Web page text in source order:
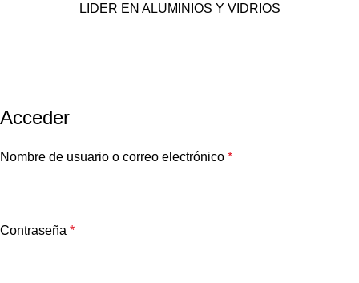
LIDER EN ALUMINIOS Y VIDRIOS
Acceder
Nombre de usuario o correo electrónico *
Contraseña *